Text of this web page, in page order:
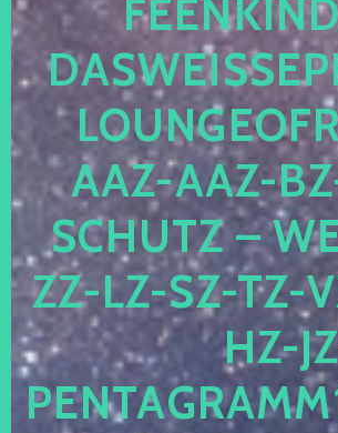
AZ-AAZ-BZ-
CHUTZ –
-LZ-SZ-TZ-
-JZ-